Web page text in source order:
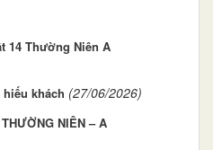
14 Thường Niên A
khách (27/06/2026)
NIÊN – A